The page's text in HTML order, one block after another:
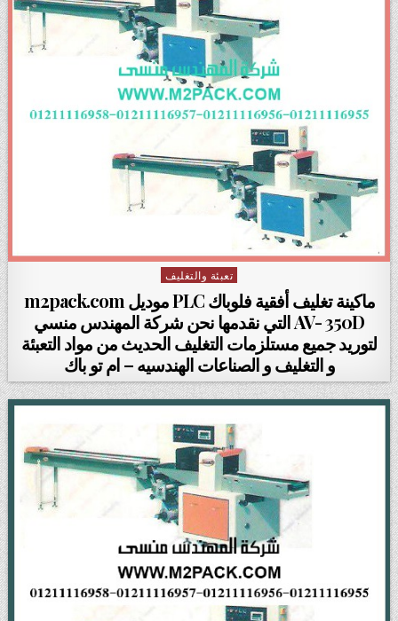
Posted in
تعبئة والتغليف
ماكينة تغليف أفقية فلوباك PLC موديل m2pack.com
AV- 350D التي نقدمها نحن شركة المهندس منسي
لتوريد جميع مستلزمات التغليف الحديث من مواد التعبئة
و التغليف و الصناعات الهندسيه – ام تو باك